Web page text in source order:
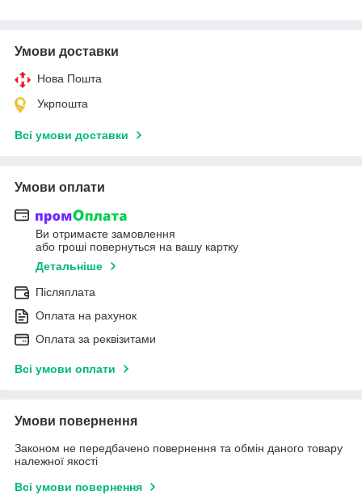
Умови доставки
Нова Пошта
Укрпошта
Всі умови доставки
Умови оплати
Ви отримаєте замовлення
або гроші повернуться на вашу картку
Детальніше
Післяплата
Оплата на рахунок
Оплата за реквізитами
Всі умови оплати
Умови повернення
Законом не передбачено повернення та обмін даного товару
належної якості
Всі умови повернення